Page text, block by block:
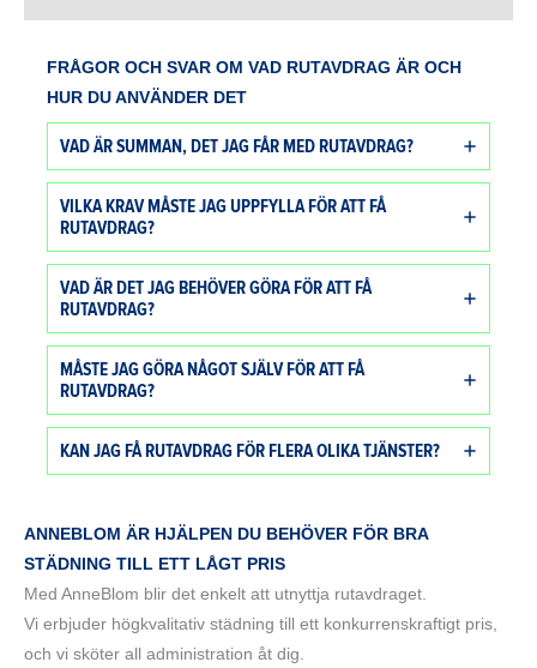
FRÅGOR OCH SVAR OM VAD RUTAVDRAG ÄR OCH
HUR DU ANVÄNDER DET
VAD ÄR SUMMAN, DET JAG FÅR MED RUTAVDRAG?
VILKA KRAV MÅSTE JAG UPPFYLLA FÖR ATT FÅ
RUTAVDRAG?
VAD ÄR DET JAG BEHÖVER GÖRA FÖR ATT FÅ
RUTAVDRAG?
MÅSTE JAG GÖRA NÅGOT SJÄLV FÖR ATT FÅ
RUTAVDRAG?
KAN JAG FÅ RUTAVDRAG FÖR FLERA OLIKA TJÄNSTER?
ANNEBLOM ÄR HJÄLPEN DU BEHÖVER FÖR BRA
STÄDNING TILL ETT LÅGT PRIS
Med AnneBlom blir det enkelt att utnyttja rutavdraget.
Vi erbjuder högkvalitativ städning till ett konkurrenskraftigt pris,
och vi sköter all administration åt dig.